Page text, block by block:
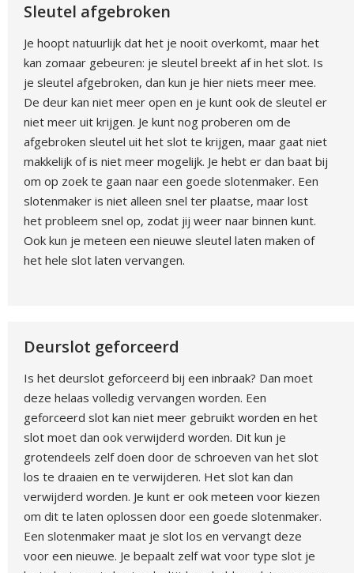
Sleutel afgebroken
Je hoopt natuurlijk dat het je nooit overkomt, maar het
kan zomaar gebeuren: je sleutel breekt af in het slot. Is
je sleutel afgebroken, dan kun je hier niets meer mee.
De deur kan niet meer open en je kunt ook de sleutel er
niet meer uit krijgen. Je kunt nog proberen om de
afgebroken sleutel uit het slot te krijgen, maar gaat niet
makkelijk of is niet meer mogelijk. Je hebt er dan baat bij
om op zoek te gaan naar een goede slotenmaker. Een
slotenmaker is niet alleen snel ter plaatse, maar lost
het probleem snel op, zodat jij weer naar binnen kunt.
Ook kun je meteen een nieuwe sleutel laten maken of
het hele slot laten vervangen.
Deurslot geforceerd
Is het deurslot geforceerd bij een inbraak? Dan moet
deze helaas volledig vervangen worden. Een
geforceerd slot kan niet meer gebruikt worden en het
slot moet dan ook verwijderd worden. Dit kun je
grotendeels zelf doen door de schroeven van het slot
los te draaien en te verwijderen. Het slot kan dan
verwijderd worden. Je kunt er ook meteen voor kiezen
om dit te laten oplossen door een goede slotenmaker.
Een slotenmaker maat je slot los en vervangt deze
voor een nieuwe. Je bepaalt zelf wat voor type slot je